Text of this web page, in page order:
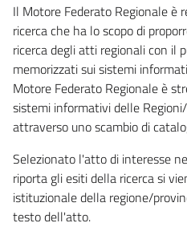
Il Motore Federato Regionale è
ricerca che ha lo scopo di
ricerca degli atti regionali con
memorizzati sui sistemi
Motore Federato Regionale è
sistemi informativi delle
attraverso uno scambio di
Selezionato l'atto di interesse
riporta gli esiti della ricerca si
istituzionale della regione/
testo dell'atto.